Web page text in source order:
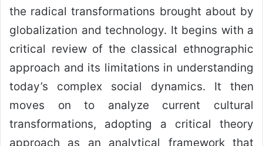
the radical transformations brought about by
globalization and technology. It begins with a
critical review of the classical ethnographic
approach and its limitations in understanding
today’s complex social dynamics. It then
moves on to analyze current cultural
transformations, adopting a critical theory
approach as an analytical framework that